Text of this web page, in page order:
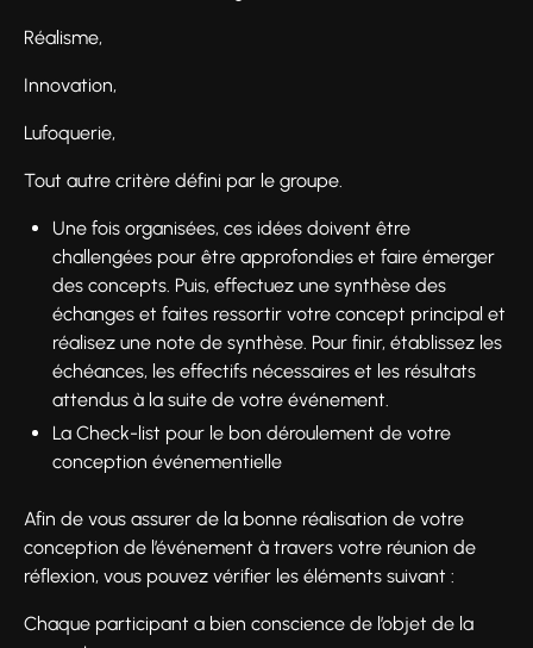
Réalisme,
Innovation,
Lufoquerie,
Tout autre critère défini par le groupe.
Une fois organisées, ces idées doivent être
challengées pour être approfondies et faire émerger
des concepts. Puis, effectuez une synthèse des
échanges et faites ressortir votre concept principal et
réalisez une note de synthèse. Pour finir, établissez les
échéances, les effectifs nécessaires et les résultats
attendus à la suite de votre événement.
La Check-list pour le bon déroulement de votre
conception événementielle
Afin de vous assurer de la bonne réalisation de votre
conception de l’événement à travers votre réunion de
réflexion, vous pouvez vérifier les éléments suivant :
Chaque participant a bien conscience de l’objet de la